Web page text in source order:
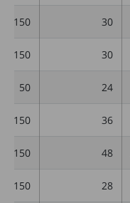
30
150
30
150
24
50
36
150
48
150
28
150